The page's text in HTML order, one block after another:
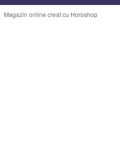
Magazin online creat cu Horoshop